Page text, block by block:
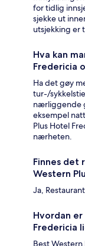
for tidlig
sjekke ut
utsjekking er
Hva kan
Fredericia
Ha det gøy
tur-/
nærliggende
eksempel
Plus Hotel
nærheten.
Finnes det
Western
Ja,
Hvordan
Fredericia
Best